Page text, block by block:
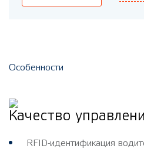
Особенности
Качество
RFID-идентификация